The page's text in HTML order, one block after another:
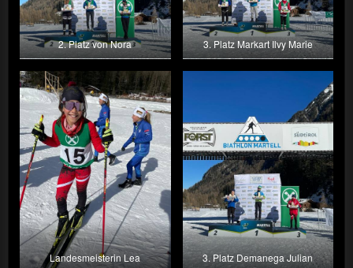
2. Platz von Nora 3. Platz Markart Ilvy Marie
Landesmeisterin Lea 3. Platz Demanega Julian